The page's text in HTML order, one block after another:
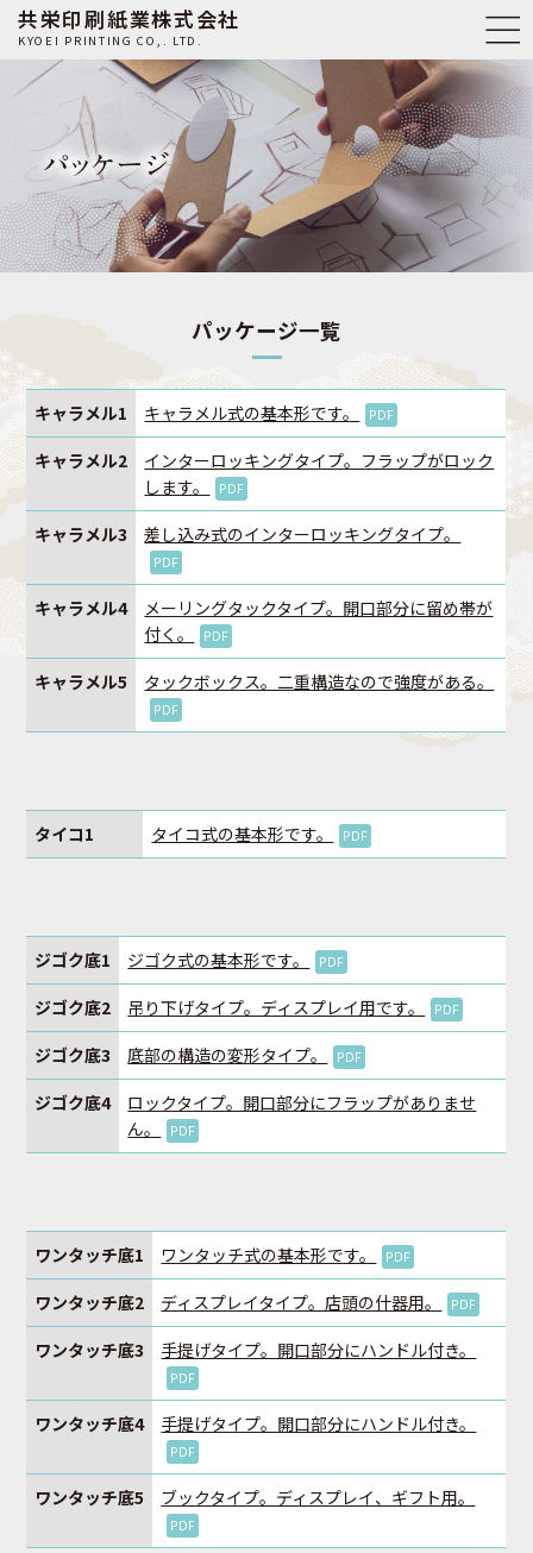
共栄印刷紙業株式会社
KYOEI PRINTING CO,. LTD.
パッケージ一覧
キャラメル1 キャラメル式の基本形です。 PDF
キャラメル2
インターロッキングタイプ。フラップがロック
します。
PDF
キャラメル3 差し込み式のインターロッキングタイプ。
PDF
キャラメル4
メーリングタックタイプ。開口部分に留め帯が
付く。
PDF
キャラメル5 タックボックス。二重構造なので強度がある。
PDF
タイコ1 タイコ式の基本形です。 PDF
ジゴク底1 ジゴク式の基本形です。 PDF
ジゴク底2 吊り下げタイプ。ディスプレイ用です。 PDF
ジゴク底3 底部の構造の変形タイプ。 PDF
ジゴク底4
ロックタイプ。開口部分にフラップがありませ
ん。
PDF
ワンタッチ底1 ワンタッチ式の基本形です。 PDF
ワンタッチ底2 ディスプレイタイプ。店頭の什器用。 PDF
ワンタッチ底3 手提げタイプ。開口部分にハンドル付き。
PDF
ワンタッチ底4 手提げタイプ。開口部分にハンドル付き。
PDF
ワンタッチ底5 ブックタイプ。ディスプレイ、ギフト用。
PDF